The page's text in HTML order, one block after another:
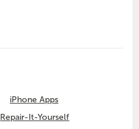
iPhone Apps
Repair-It-Yourself